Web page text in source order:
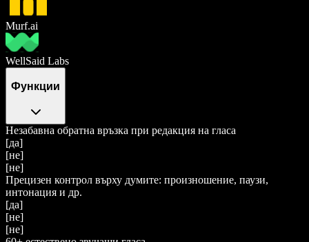
Murf.ai
WellSaid Labs
Функции
Незабавна обратна връзка при редакция на гласа
[да]
[не]
[не]
Прецизен контрол върху думите: произношение, паузи,
интонация и др.
[да]
[не]
[не]